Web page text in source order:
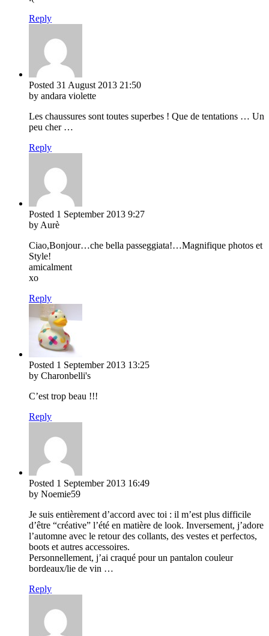
Reply
Posted 31 August 2013 21:50
by andara violette
Les chaussures sont toutes superbes ! Que de tentations … Un
peu cher …
Reply
Posted 1 September 2013 9:27
by Aurè
Ciao,Bonjour…che bella passeggiata!…Magnifique photos et
Style!
amicalment
xo
Reply
Posted 1 September 2013 13:25
by Charonbelli's
C’est trop beau !!!
Reply
Posted 1 September 2013 16:49
by Noemie59
Je suis entièrement d’accord avec toi : il m’est plus difficile
d’être “créative” l’été en matière de look. Inversement, j’adore
l’automne avec le retour des collants, des vestes et perfectos,
boots et autres accessoires.
Personnellement, j’ai craqué pour un pantalon couleur
bordeaux/lie de vin …
Reply